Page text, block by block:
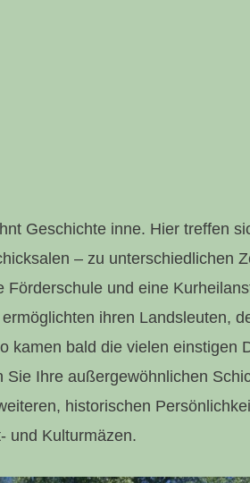
Geschichte inne. Hier treffen
– zu unterschiedlichen
und eine
ihren Landsleuten,
kamen bald die vielen einstigen
Ihre außergewöhnlichen
historischen
und Kulturmäzen.